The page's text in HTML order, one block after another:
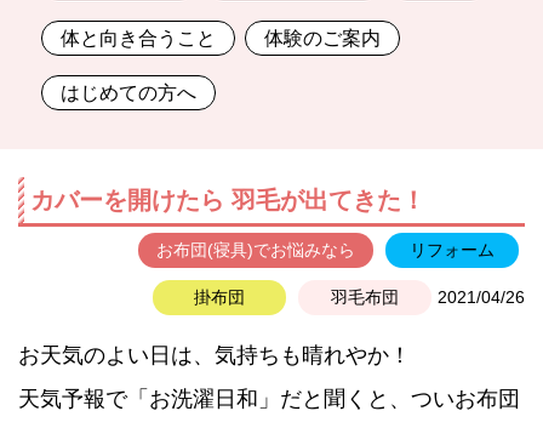
体と向き合うこと 体験のご案内
はじめての方へ
カバーを開けたら 羽毛が出てきた！
お布団(寝具)でお悩みなら リフォーム
掛布団 羽毛布団 2021/04/26
お天気のよい日は、気持ちも晴れやか！
天気予報で「お洗濯日和」だと聞くと、ついお布団